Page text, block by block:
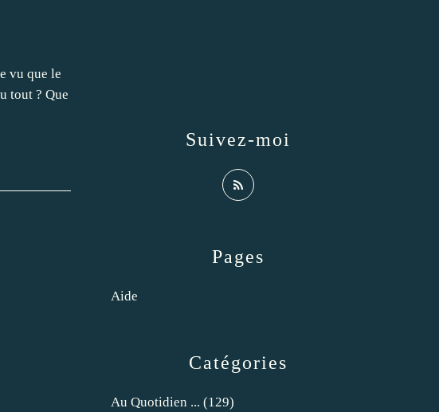
vu que le
tout ? Que
Catégories
Au Quotidien ... (129)
Pages
Aide
Suivez-moi